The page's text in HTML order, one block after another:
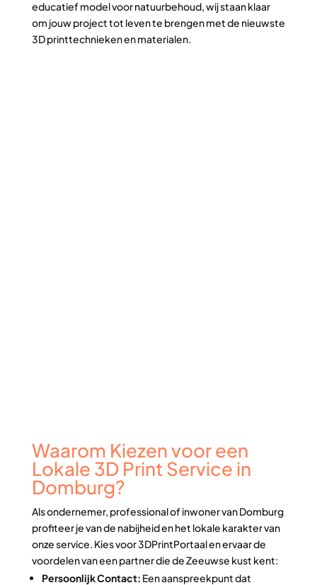
educatief model voor natuurbehoud, wij staan klaar
om jouw project tot leven te brengen met de nieuwste
3D printtechnieken en materialen.
Waarom Kiezen voor een
Lokale 3D Print Service in
Domburg?
Als ondernemer, professional of inwoner van Domburg
profiteer je van de nabijheid en het lokale karakter van
onze service. Kies voor 3DPrintPortaal en ervaar de
voordelen van een partner die de Zeeuwse kust kent:
Persoonlijk Contact: Een aanspreekpunt dat